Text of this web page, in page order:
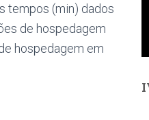
tempos (min) dados
de hospedagem
hospedagem em